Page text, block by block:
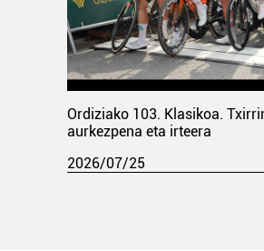
Ordiziako 103. Klasikoa.
aurkezpena eta irteera
2026/07/25